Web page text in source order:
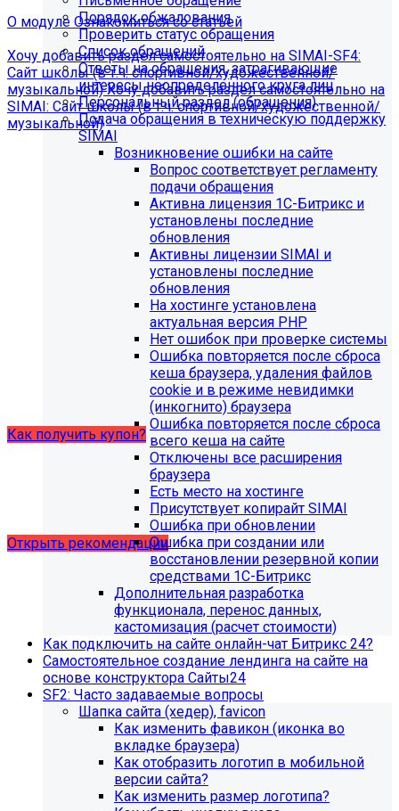
О модуле Ознакомиться со статьей
Хочу добавить раздел самостоятельно на SIMAI-SF4:
Сайт школы (в т.ч. спортивной/художественной/
музыкальной)Хочу добавить раздел самостоятельно на
SIMAI: Сайт школы (в т.ч. спортивной/художественной/
музыкальной)
Информация по появлению ошибки
[MP_LICENSE_VIOLATION] В вашу лицензию не входит
модуль SIMAI-SF4: Сведения об образовательной
организации (simai.sveden)
В связи с новыми требованиями Приказа 1493
Рособнадзора нами были внесены изменения в
поставку готовых решений для образовательных
Теперь в сборку готовых решений для образовательных
организаций входит модуль SIMAI-SF4: Сведения об
образовательной организации (simai.sveden). Для
корректной работы модуля необходимо активировать
Как получить купон?
Что делать, если на хостинге не
хватает места?
Открыть рекомендации
Порядок обжалования
Проверить статус обращения
Список обращений
Ответы на обращения, затрагивающие
интересы неопределенного круга лиц
Персональный раздел (обращения)
Подача обращения в техническую поддержку
SIMAI
Возникновение ошибки на сайте
Вопрос соответствует регламенту
подачи обращения
Активна лицензия 1С-Битрикс и
установлены последние
обновления
Активны лицензии SIMAI и
установлены последние
обновления
На хостинге установлена
актуальная версия PHP
Нет ошибок при проверке системы
Ошибка повторяется после сброса
кеша браузера, удаления файлов
cookie и в режиме невидимки
(инкогнито) браузера
Ошибка повторяется после сброса
всего кеша на сайте
Отключены все расширения
браузера
Есть место на хостинге
Присутствует копирайт SIMAI
Ошибка при обновлении
Ошибка при создании или
восстановлении резервной копии
средствами 1С-Битрикс
Дополнительная разработка
функционала, перенос данных,
кастомизация (расчет стоимости)
Как подключить на сайте онлайн-чат Битрикс 24?
Самостоятельное создание лендинга на сайте на
основе конструктора Сайты24
SF2: Часто задаваемые вопросы
Шапка сайта (хедер), favicon
Как изменить фавикон (иконка во
вкладке браузера)
Как отобразить логотип в мобильной
версии сайта?
Как изменить размер логотипа?